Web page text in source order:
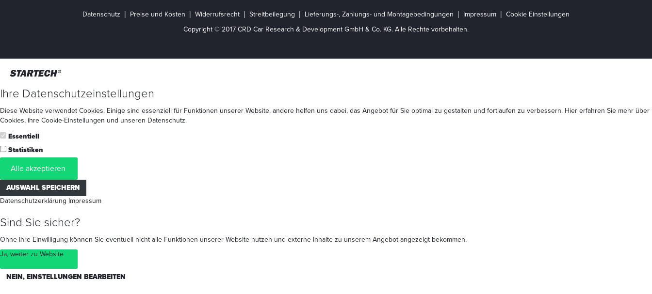
Datenschutz Preise und Kosten Widerrufsrecht Streitbeilegung Lieferungs-, Zahlungs- und Montagebedingungen Impressum
Cookie Einstellungen
Copyright © 2017 CRD Car Research & Development GmbH & Co. KG. Alle Rechte vorbehalten.
Ihre Datenschutzeinstellungen
Diese Website verwendet Cookies. Einige sind essenziell für Funktionen unserer Website, andere helfen uns dabei, das Angebot für Sie optimal zu gestalten und fortlaufen zu verbessern. Hier erfahren Sie mehr über
Cookies, ihre Cookie-Einstellungen und unseren Datenschutz.
Essentiell
Statistiken
Alle akzeptieren
AUSWAHL SPEICHERN
Datenschutzerklärung Impressum
Sind Sie sicher?
Ohne Ihre Einwilligung können Sie eventuell nicht alle Funktionen unserer Website nutzen und externe Inhalte zu unserem Angebot angezeigt bekommen.
Ja, weiter zu Website
NEIN, EINSTELLUNGEN BEARBEITEN